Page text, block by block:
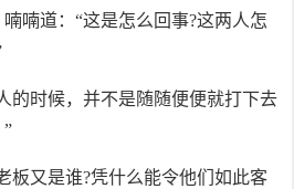
喃道：“这是怎么回事?这两人怎
的时候，并不是随随便便就打下去
板又是谁?凭什么能令他们如此客